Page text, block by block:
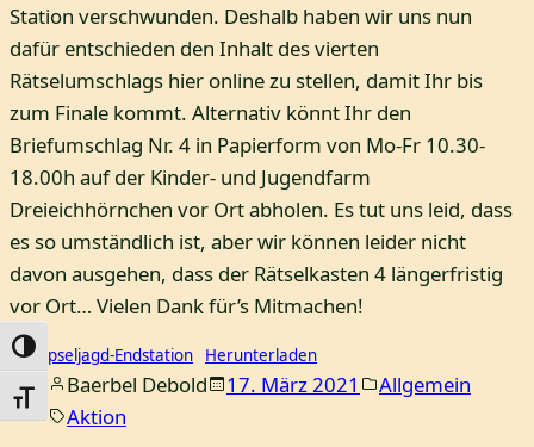
Umschalten auf hohe Kontraste
Schrift vergrößern
Station verschwunden. Deshalb haben wir uns nun
dafür entschieden den Inhalt des vierten
Rätselumschlags hier online zu stellen, damit Ihr bis
zum Finale kommt. Alternativ könnt Ihr den
Briefumschlag Nr. 4 in Papierform von Mo-Fr 10.30-
18.00h auf der Kinder- und Jugendfarm
Dreieichhörnchen vor Ort abholen. Es tut uns leid, dass
es so umständlich ist, aber wir können leider nicht
davon ausgehen, dass der Rätselkasten 4 längerfristig
vor Ort… Vielen Dank für’s Mitmachen!
Schnipseljagd-Endstation Herunterladen
Baerbel Debold 17. März 2021
Allgemein
Aktion